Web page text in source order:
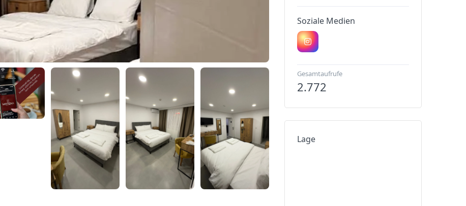
Soziale Medien
Gesamtaufrufe
2.772
Lage